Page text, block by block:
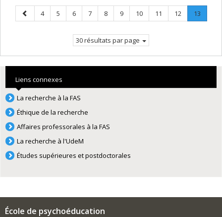
Page
précédente
Page
4 Page
5 Page
6 Page
7 Page
8 Page
9 Page
10 Page
11 Page
12 Page
13.
Page
30 résultats par page
Liens connexes
La recherche à la FAS
Éthique de la recherche
Affaires professorales à la FAS
La recherche à l'UdeM
Études supérieures et postdoctorales
École de psychoéducation